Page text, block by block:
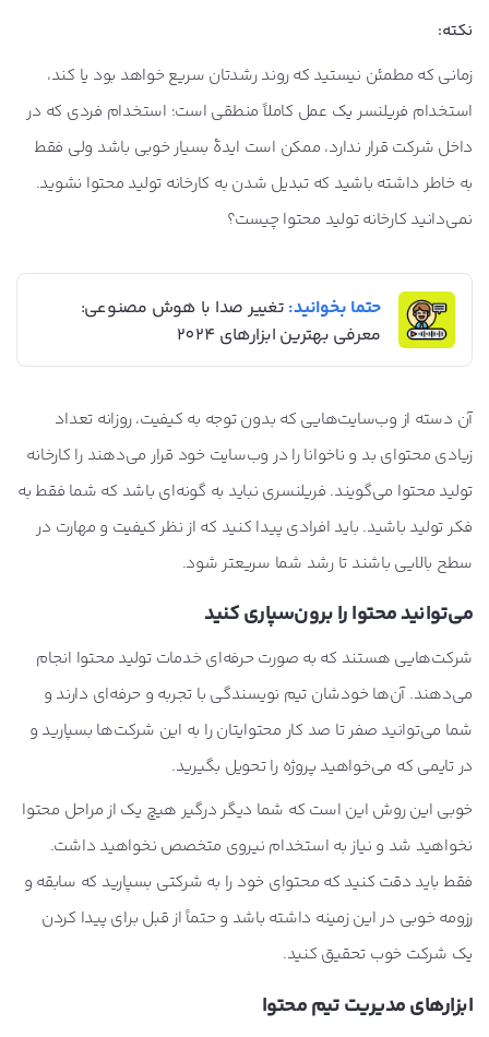
نکته:
زمانی که مطمئن نیستید که روند رشدتان سریع خواهد بود یا کند،
استخدام فریلنسر یک عمل کاملاً منطقی است؛ استخدام فردی که در
داخل شرکت قرار ندارد، ممکن است ایدۀ بسیار خوبی باشد ولی فقط
به خاطر داشته باشید که تبدیل شدن به کارخانه تولید محتوا نشوید.
نمی‌دانید کارخانه تولید محتوا چیست؟
حتما بخوانید: تغییر صدا با هوش مصنوعی:
معرفی بهترین ابزارهای 2024
آن دسته از وب‌سایت‌هایی که بدون توجه به کیفیت، روزانه تعداد
زیادی محتوای بد و ناخوانا را در وب‌سایت خود قرار می‌دهند را کارخانه
تولید محتوا می‌گویند. فریلنسری نباید به گونه‌ای باشد که شما فقط به
فکر تولید باشید. باید افرادی پیدا کنید که از نظر کیفیت و مهارت در
سطح بالایی باشند تا رشد شما سریعتر شود.
می‌توانید محتوا را برون‌سپاری کنید
شرکت‌هایی هستند که به صورت حرفه‌ای خدمات تولید محتوا انجام
می‌دهند. آن‌ها خودشان تیم نویسندگی با تجربه و حرفه‌ای دارند و
شما می‌توانید صفر تا صد کار محتوایتان را به این شرکت‌ها بسپارید و
در تایمی که می‌خواهید پروژه را تحویل بگیرید.
خوبی این روش این است که شما دیگر درگیر هیچ یک از مراحل محتوا
نخواهید شد و نیاز به استخدام نیروی متخصص نخواهید داشت.
فقط باید دقت کنید که محتوای خود را به شرکتی بسپارید که سابقه و
رزومه خوبی در این زمینه داشته باشد و حتماً از قبل برای پیدا کردن
یک شرکت خوب تحقیق کنید.
ابزارهای مدیریت تیم محتوا